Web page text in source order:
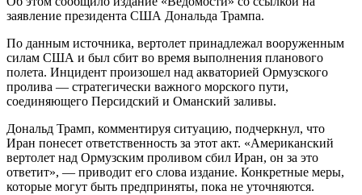
заявление президента США Дональда Трампа.
По данным источника, вертолет принадлежал вооруженным
силам США и был сбит во время выполнения планового
полета. Инцидент произошел над акваторией Ормузского
пролива — стратегически важного морского пути,
соединяющего Персидский и Оманский заливы.
Дональд Трамп, комментируя ситуацию, подчеркнул, что
Иран понесет ответственность за этот акт. «Американский
вертолет над Ормузским проливом сбил Иран, он за это
ответит», — приводит его слова издание. Конкретные меры,
которые могут быть предприняты, пока не уточняются.